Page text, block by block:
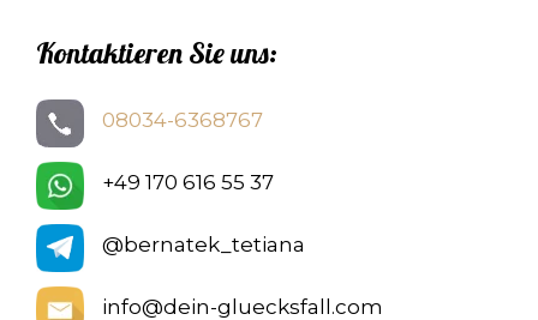
Kontaktieren Sie uns:
08034-6368767
+49 170 616 55 37
@bernatek_tetiana
info@dein-gluecksfall.com